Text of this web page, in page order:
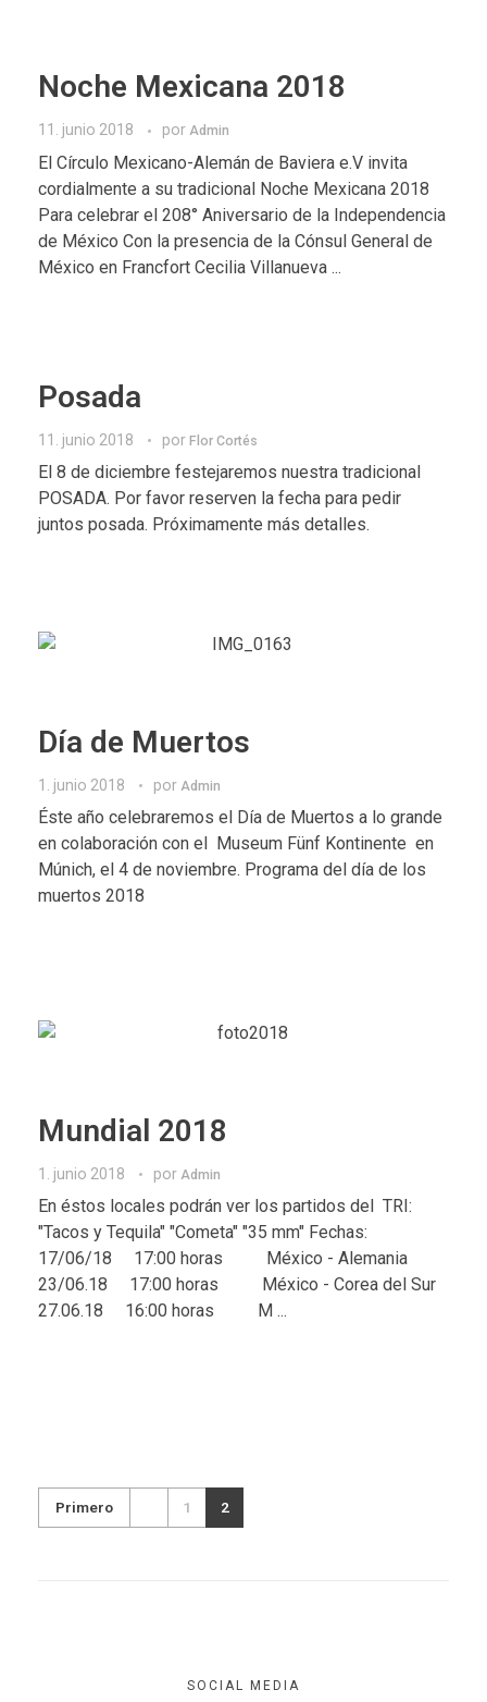
Noche Mexicana 2018
11. junio 2018 por Admin
El Círculo Mexicano-Alemán de Baviera e.V invita
cordialmente a su tradicional Noche Mexicana 2018
Para celebrar el 208° Aniversario de la Independencia
de México Con la presencia de la Cónsul General de
México en Francfort Cecilia Villanueva ...
Posada
11. junio 2018 por Flor Cortés
El 8 de diciembre festejaremos nuestra tradicional
POSADA. Por favor reserven la fecha para pedir
juntos posada. Próximamente más detalles.
Día de Muertos
1. junio 2018 por Admin
Éste año celebraremos el Día de Muertos a lo grande
en colaboración con el Museum Fünf Kontinente en
Múnich, el 4 de noviembre. Programa del día de los
muertos 2018
Mundial 2018
1. junio 2018 por Admin
En éstos locales podrán ver los partidos del TRI:
"Tacos y Tequila" "Cometa" "35 mm" Fechas:
17/06/18 17:00 horas México - Alemania
23/06.18 17:00 horas México - Corea del Sur
27.06.18 16:00 horas M ...
Primero 1 2
SOCIAL MEDIA